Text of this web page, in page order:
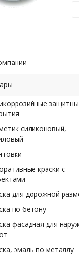
силиконовый,
краски с
для дорожной
по бетону
фасадная для
эмаль по металлу